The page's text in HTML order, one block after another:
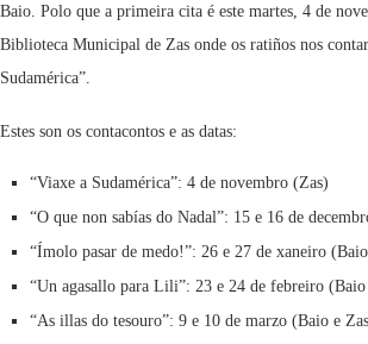
Baio. Polo que a primeira cita é este martes, 4 de
Biblioteca Municipal de Zas onde os ratiños nos
Sudamérica”.
Estes son os contacontos e as datas:
“Viaxe a Sudamérica”: 4 de novembro (Zas)
“O que non sabías do Nadal”: 15 e 16 de
“Ímolo pasar de medo!”: 26 e 27 de xaneiro
“Un agasallo para Lili”: 23 e 24 de febreiro (Baio
“As illas do tesouro”: 9 e 10 de marzo (Baio e